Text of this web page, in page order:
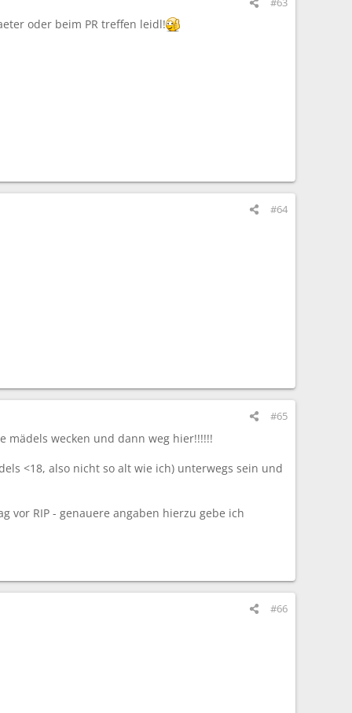
oder beim PR treffen leidl!
#64
#65
mädels wecken und dann weg hier!!!!!!
<18, also nicht so alt wie ich) unterwegs sein und
vor RIP - genauere angaben hierzu gebe ich
#66